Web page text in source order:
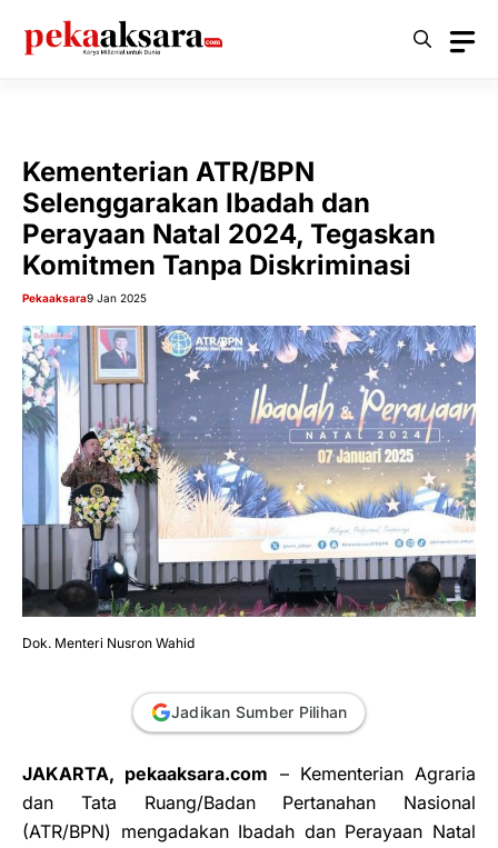
Kementerian ATR/BPN
Selenggarakan Ibadah dan
Perayaan Natal 2024, Tegaskan
Komitmen Tanpa Diskriminasi
Pekaaksara9 Jan 2025
Dok. Menteri Nusron Wahid
Jadikan Sumber Pilihan
JAKARTA, pekaaksara.com – Kementerian Agraria
dan Tata Ruang/Badan Pertanahan Nasional
(ATR/BPN) mengadakan Ibadah dan Perayaan Natal